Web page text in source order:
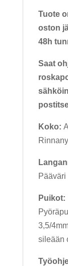
Tuote
oston
48h
Saat
Koko:
Puikot:
3,5/
sileään